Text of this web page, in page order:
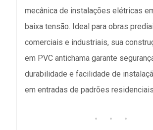
mecânica de instalações elétricas
baixa tensão. Ideal para obras
comerciais e industriais, sua
em PVC antichama garante
durabilidade e facilidade de
em entradas de padrões